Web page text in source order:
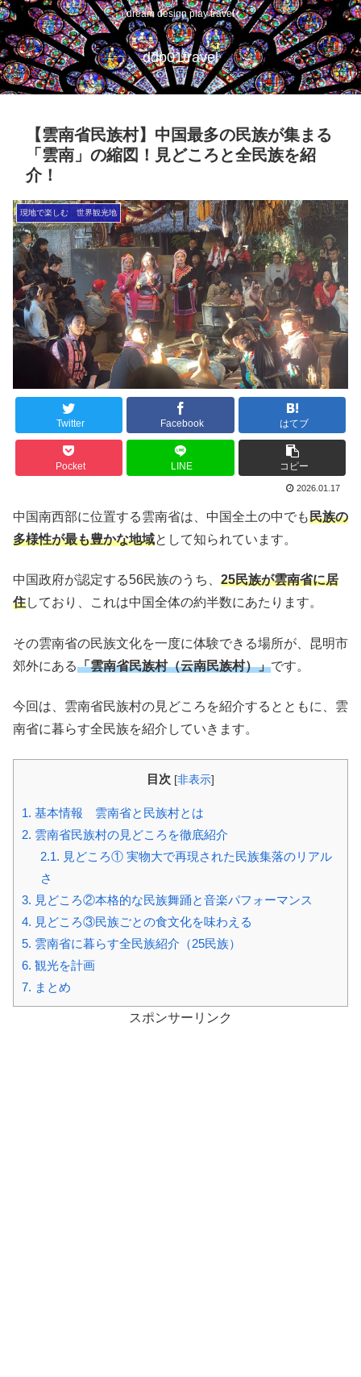
dream design play travel
ddp01travel
【雲南省民族村】中国最多の民族が集まる
「雲南」の縮図！見どころと全民族を紹
介！
現地で楽しむ 世界観光地
Twitter Facebook はてブ
Pocket LINE コピー
2026.01.17
中国南西部に位置する雲南省は、中国全土の中でも民族の
多様性が最も豊かな地域として知られています。
中国政府が認定する56民族のうち、 25民族が雲南省に居
住しており、これは中国全体の約半数にあたります。
その雲南省の民族文化を一度に体験できる場所が、昆明市
郊外にある「雲南省民族村（云南民族村）」です。
今回は、雲南省民族村の見どころを紹介するとともに、雲
南省に暮らす全民族を紹介していきます。
目次 [非表示]
1. 基本情報 雲南省と民族村とは
2. 雲南省民族村の見どころを徹底紹介
2.1. 見どころ① 実物大で再現された民族集落のリアル
さ
3. 見どころ②本格的な民族舞踊と音楽パフォーマンス
4. 見どころ③民族ごとの食文化を味わえる
5. 雲南省に暮らす全民族紹介（25民族）
6. 観光を計画
7. まとめ
スポンサーリンク